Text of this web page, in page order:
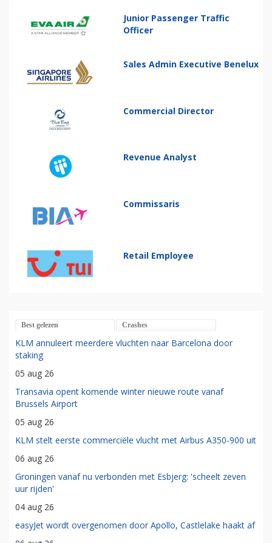
Junior Passenger Traffic
Officer
Sales Admin Executive Benelux
Commercial Director
Revenue Analyst
Commissaris
Retail Employee
Best gelezen Crashes
KLM annuleert meerdere vluchten naar Barcelona door
staking
05 aug 26
Transavia opent komende winter nieuwe route vanaf
Brussels Airport
05 aug 26
KLM stelt eerste commerciële vlucht met Airbus A350-900 uit
06 aug 26
Groningen vanaf nu verbonden met Esbjerg: 'scheelt zeven
uur rijden'
04 aug 26
easyJet wordt overgenomen door Apollo, Castlelake haakt af